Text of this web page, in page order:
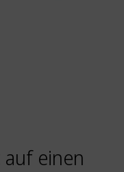
einen